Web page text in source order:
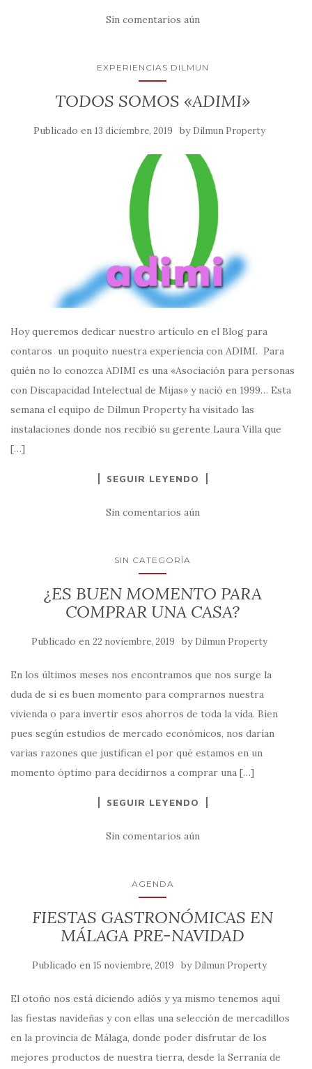
Sin comentarios aún
EXPERIENCIAS DILMUN
TODOS SOMOS «ADIMI»
Publicado en 13 diciembre, 2019 by Dilmun Property
Hoy queremos dedicar nuestro artículo en el Blog para
contaros un poquito nuestra experiencia con ADIMI. Para
quién no lo conozca ADIMI es una «Asociación para personas
con Discapacidad Intelectual de Mijas» y nació en 1999… Esta
semana el equipo de Dilmun Property ha visitado las
instalaciones donde nos recibió su gerente Laura Villa que
[…]
SEGUIR LEYENDO
Sin comentarios aún
SIN CATEGORÍA
¿ES BUEN MOMENTO PARA
COMPRAR UNA CASA?
Publicado en 22 noviembre, 2019 by Dilmun Property
En los últimos meses nos encontramos que nos surge la
duda de si es buen momento para comprarnos nuestra
vivienda o para invertir esos ahorros de toda la vida. Bien
pues según estudios de mercado económicos, nos darían
varias razones que justifican el por qué estamos en un
momento óptimo para decidirnos a comprar una […]
SEGUIR LEYENDO
Sin comentarios aún
AGENDA
FIESTAS GASTRONÓMICAS EN
MÁLAGA PRE-NAVIDAD
Publicado en 15 noviembre, 2019 by Dilmun Property
El otoño nos está diciendo adiós y ya mismo tenemos aquí
las fiestas navideñas y con ellas una selección de mercadillos
en la provincia de Málaga, donde poder disfrutar de los
mejores productos de nuestra tierra, desde la Serranía de